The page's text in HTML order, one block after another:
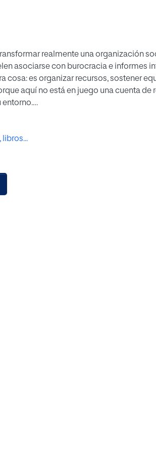
realmente una organización
asociarse con burocracia e informes
cosa: es organizar recursos, sostener
aquí no está en juego una cuenta de
entorno.
e incorporar modelos y formas de
Con una mirada comprometida con la
acompañar procesos reales de